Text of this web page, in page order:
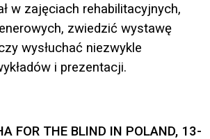
w zajęciach rehabilitacyjnych,
zwiedzić wystawę
wysłuchać niezwykle
i prezentacji.
FOR THE BLIND IN POLAND, 13-